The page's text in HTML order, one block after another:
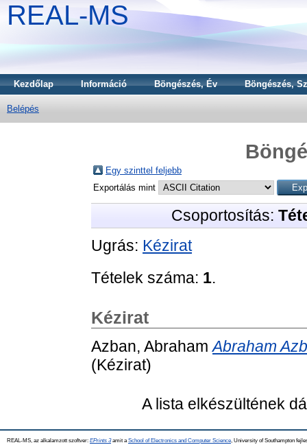
REAL-MS
Kezdőlap Információ Böngészés, Év Böngészés,
Belépés
Egy szinttel feljebb
Exportálás mint
Csoportosítás:
Ugrás: Kézirat
Tételek száma: 1.
Kézirat
Azban, Abraham Abraham
(Kézirat)
A lista elkészültének
REAL-MS, az alkalamzott szoftver: EPrints 3amit a School of Electronics and Computer Science , University of Southampton